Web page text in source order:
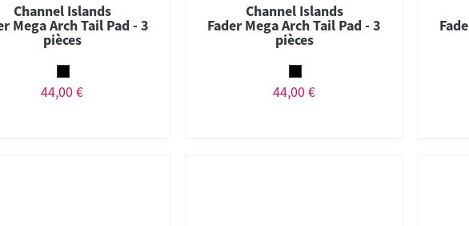
Channel Islands
Mega Arch Tail Pad - 3
pièces
44,00 €
Channel Islands
Fader Mega Arch Tail Pad - 3
pièces
44,00 €